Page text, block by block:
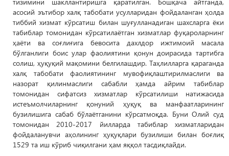
асосий эътибор халқ табобати усулларидан фойдаланган ҳолда
тиббий хизмат кўрсатиш билан шуғулланадиган шахсларга ёки
табиблар томонидан кўрсатилаётган хизматлар фуқароларнинг
ҳаёти ва соғлиғига бевосита дахлдор ижтимоий масала
бўлганлиги боис улар фаолиятини қонун доирасида тартибга
солиш, ҳуқуқий мақомини белгилашдир. Таҳлилларга қараганда
халқ табобати фаолиятининг мувофиқлаштирилмаслиги ва
назорат қилинмаслиги сабабли ҳамда айрим табиблар
томонидан сифатсиз хизматлар кўрсатилиши натижасида
истеъмолчиларнинг қонуний ҳуқуқ ва манфаатларининг
бузилишига сабаб бўлаётганини кўрсатмоқда. Буни Олий суд
томонидан 2010-2017 йилларда табиблар хизматларидан
фойдаланувчи аҳолининг ҳуқуқлари бузилиши билан боғлиқ
1529 та иш кўриб чиқилгани ҳам яққол тасдиқлайди.